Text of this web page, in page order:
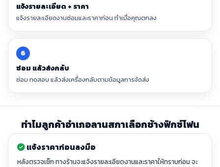
แจ้งรายละเอียด + ราคา
แจ้งรายละเอียดงานซ่อมและราคาก่อน ทำเมื่อคุณตกลง
6
ซ่อม แล้วส่งกลับ
ซ่อม ทดสอบ แล้วส่งเครื่องกลับตามข้อมูลการจัดส่ง
ทำไมลูกค้าอำเภอลานสกาเลือกช้างฟิกซ์โฟน
แจ้งราคาก่อนลงมือ
หลังตรวจเช็ก ทางร้านจะแจ้งรายละเอียดงานและราคาให้ทราบก่อน จะ